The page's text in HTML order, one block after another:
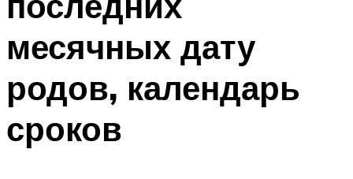
месячных дату
родов, календарь
сроков